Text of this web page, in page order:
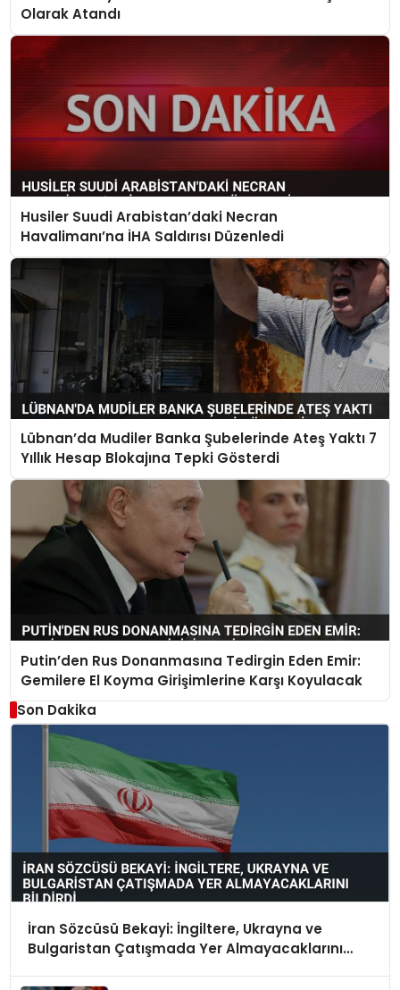
Olarak Atandı
Husiler Suudi Arabistan’daki Necran
Havalimanı’na İHA Saldırısı Düzenledi
Lübnan’da Mudiler Banka Şubelerinde Ateş Yaktı 7
Yıllık Hesap Blokajına Tepki Gösterdi
Putin’den Rus Donanmasına Tedirgin Eden Emir:
Gemilere El Koyma Girişimlerine Karşı Koyulacak
Son Dakika
İran Sözcüsü Bekayi: İngiltere, Ukrayna ve
Bulgaristan Çatışmada Yer Almayacaklarını